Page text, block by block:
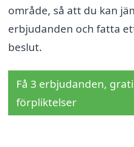
område, så att du kan
erbjudanden och fatta
beslut.
Få 3 erbjudanden,
förpliktelser